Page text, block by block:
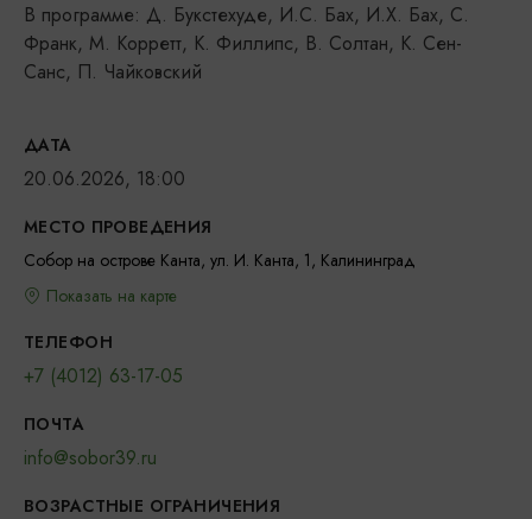
В программе: Д. Букстехуде, И.С. Бах, И.Х. Бах, С.
Франк, М. Корретт, К. Филлипс, В. Солтан, К. Сен-
Санс, П. Чайковский
ДАТА
20.06.2026, 18:00
МЕСТО ПРОВЕДЕНИЯ
Собор на острове Канта, ул. И. Канта, 1, Калининград
Показать на карте
ТЕЛЕФОН
+7 (4012) 63-17-05
ПОЧТА
info@sobor39.ru
ВОЗРАСТНЫЕ ОГРАНИЧЕНИЯ